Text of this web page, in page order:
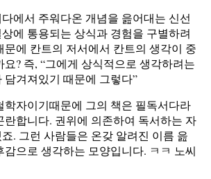
에서 주워다온 개념을 읊어대는 신선
에 통용되는 상식과 경험을 구별하려
문에 칸트의 저서에서 칸트의 생각이 중
? 즉, “그에게 상식적으로 생각하려는
담겨져있기 때문에 그렇다”
학자이기때문에 그의 책은 필독서다라
란합니다. 권위에 의존하여 독서하는 자
. 그런 사람들은 온갖 알려진 이름 읊
감으로 생각하는 모양입니다. ㅋㅋ 노씨